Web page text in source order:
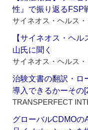
性』で振り返るFSP
サイネオス・ヘルス
【サイネオス・ヘ
山氏に聞く
サイネオス・ヘルス
治験文書の翻訳・ロ
導入できるかーその
TRANSPERFECT
グローバルCDMO